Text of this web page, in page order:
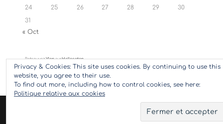
24
25 26 27 28 29
30
31
« Oct
RetrouvezYlansurHellocoton
Privacy & Cookies: This site uses cookies. By continuing to use this
website, you agree to their use.
To find out more, including how to control cookies, see here:
Politique relative aux cookies